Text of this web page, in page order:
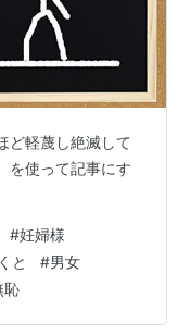
ど軽蔑し絶滅して
を使って記事にす
#妊婦様
と #男女
恥